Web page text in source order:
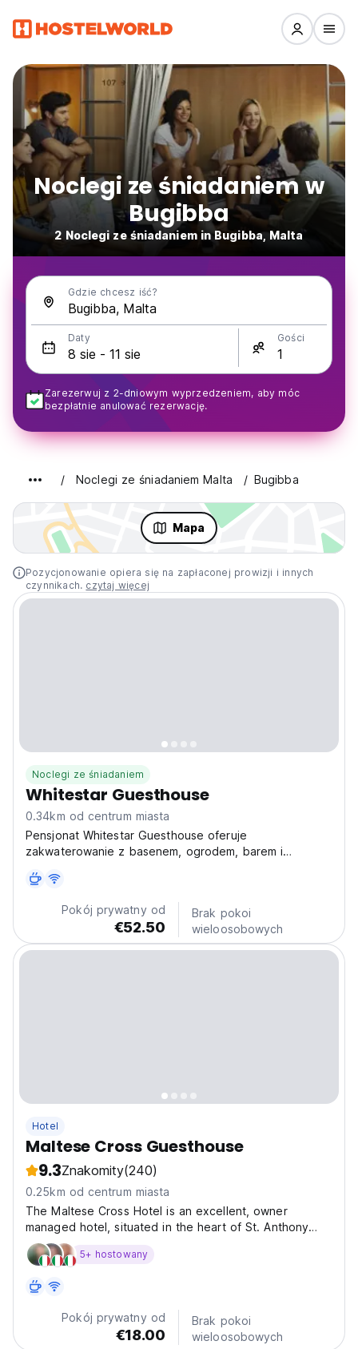
Noclegi ze śniadaniem w
Bugibba
2 Noclegi ze śniadaniem in Bugibba, Malta
Gdzie chcesz iść?
Daty Gości
Zarezerwuj z 2-dniowym wyprzedzeniem, aby móc
bezpłatnie anulować rezerwację.
Noclegi ze śniadaniem Malta Bugibba
Mapa
Pozycjonowanie opiera się na zapłaconej prowizji i innych
czynnikach. czytaj więcej
Noclegi ze śniadaniem
Whitestar Guesthouse
0.34km od centrum miasta
Pensjonat Whitestar Guesthouse oferuje
zakwaterowanie z basenem, ogrodem, barem i
Pokój prywatny od
€52.50
Brak pokoi
wieloosobowych
Hotel
Maltese Cross Guesthouse
9.3Znakomity(240)
0.25km od centrum miasta
The Maltese Cross Hotel is an excellent, owner
managed hotel, situated in the heart of St. Anthony
Street in Bugibba, the resorts and also the Island's main
pedestrian precinct. Accommodation is in double and
5+ hostowany
Pokój prywatny od
€18.00
Brak pokoi
wieloosobowych